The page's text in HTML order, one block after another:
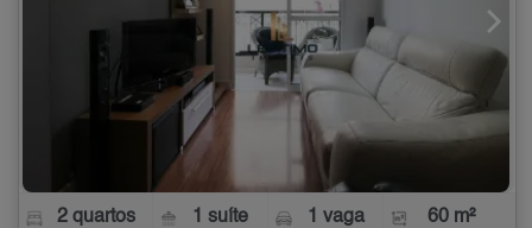
2 quartos 1 suíte 1 vaga 60 m²